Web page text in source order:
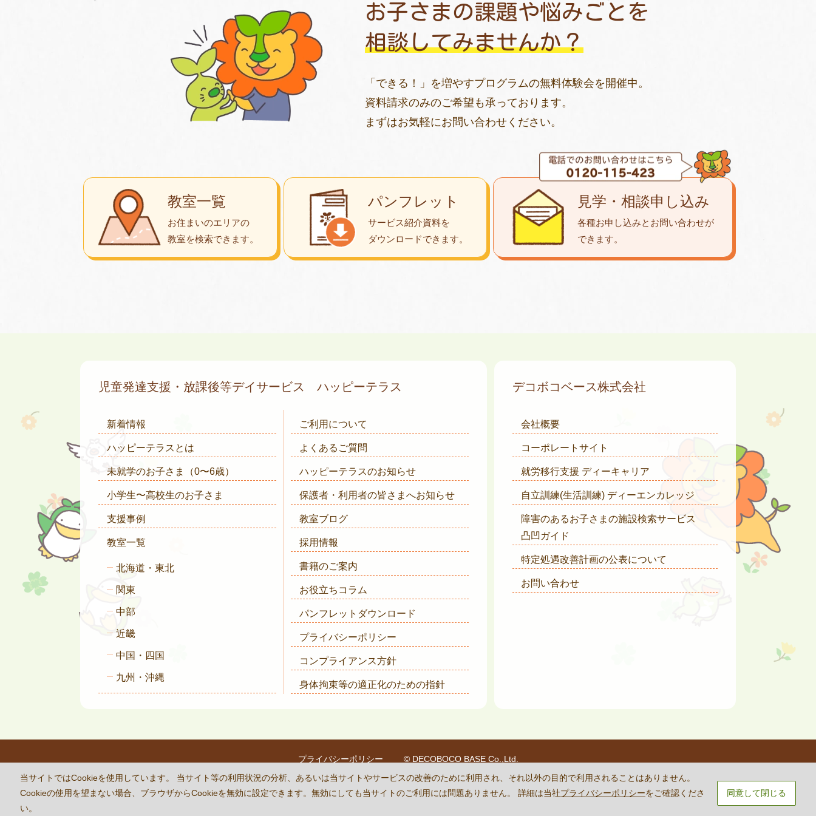
お子さまの課題や悩みごとを
相談してみませんか？
「できる！」を増やすプログラムの無料体験会を開催中。
資料請求のみのご希望も承っております。
まずはお気軽にお問い合わせください。
教室一覧
お住まいのエリアの
教室を検索できます。
パンフレット
サービス紹介資料を
ダウンロードできます。
見学・相談申し込み
各種お申し込みとお問い合わせが
できます。
児童発達支援・放課後等デイサービス ハッピーテラス
新着情報
ハッピーテラスとは
未就学のお子さま （0〜6歳）
小学生〜高校生のお子さま
支援事例
教室一覧
北海道・東北
関東
中部
近畿
中国・四国
九州・沖縄
ご利用について
よくあるご質問
ハッピーテラスのお知らせ
保護者・利用者の皆さまへお知らせ
教室ブログ
採用情報
書籍のご案内
お役立ちコラム
パンフレットダウンロード
プライバシーポリシー
コンプライアンス方針
身体拘束等の適正化のための指針
デコボコベース株式会社
会社概要
コーポレートサイト
就労移行支援 ディーキャリア
自立訓練(生活訓練) ディーエンカレッジ
障害のあるお子さまの施設検索サービス
凸凹ガイド
特定処遇改善計画の公表について
お問い合わせ
プライバシーポリシー
© DECOBOCO BASE Co.,Ltd.
This site is protected by reCAPTCHAand the GooglePrivacy Policy and Terms of Serviceapply.
当サイトではCookieを使用しています。 当サイト等の利用状況の分析、あるいは当サイトやサービスの改善のために利用され、それ以外の目的で利用されることはありません。
Cookieの使用を望まない場合、ブラウザからCookieを無効に設定できます。無効にしても当サイトのご利用には問題ありません。 詳細は当社プライバシーポリシーをご確認くださ
い。
同意して閉じる